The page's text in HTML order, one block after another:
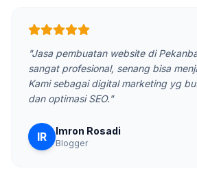
"Jasa pembuatan website di
sangat profesional, senang bisa
Kami sebagai digital marketing yg
dan optimasi SEO."
IR Imron Rosadi
Blogger